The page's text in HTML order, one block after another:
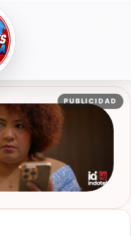
PUBLICIDAD